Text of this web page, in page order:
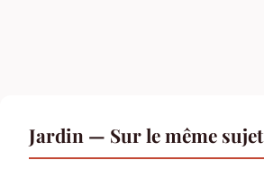
Jardin — Sur le même sujet